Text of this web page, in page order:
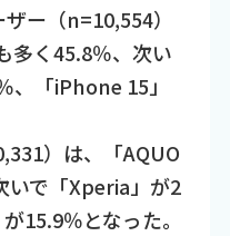
ー（n=10,554）
多く45.8％、次い
、「iPhone 15」
）は、「AQUO
いで「Xperia」が2
15.9％となった。